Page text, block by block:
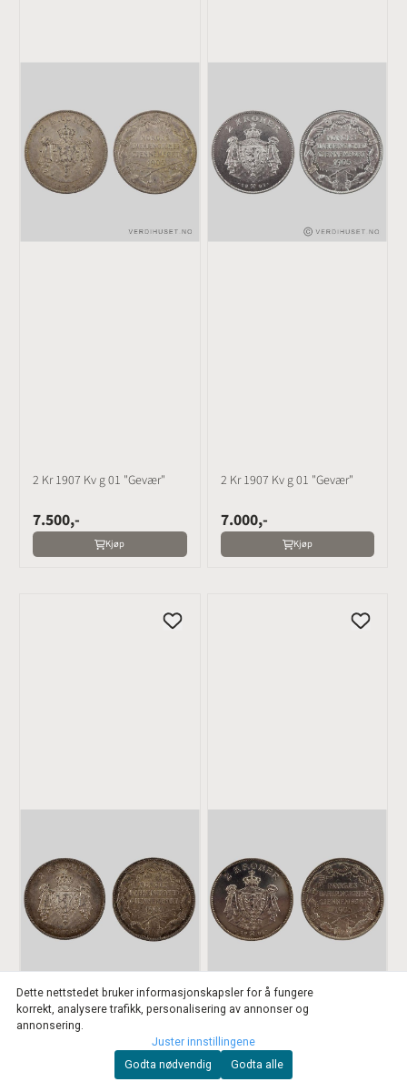
2 Kr 1907 Kv g 01 "Gevær"
7.500,-
Kjøp
2 Kr 1907 Kv g 01 "Gevær"
7.000,-
Kjøp
Dette nettstedet bruker informasjonskapsler for å fungere
korrekt, analysere trafikk, personalisering av annonser og
annonsering.
Juster innstillingene
Godta nødvendig
Godta alle